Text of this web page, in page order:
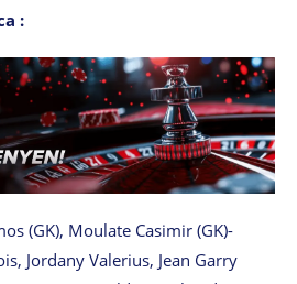
:
(GK), Moulate Casimir (GK)-
Jordany Valerius, Jean Garry